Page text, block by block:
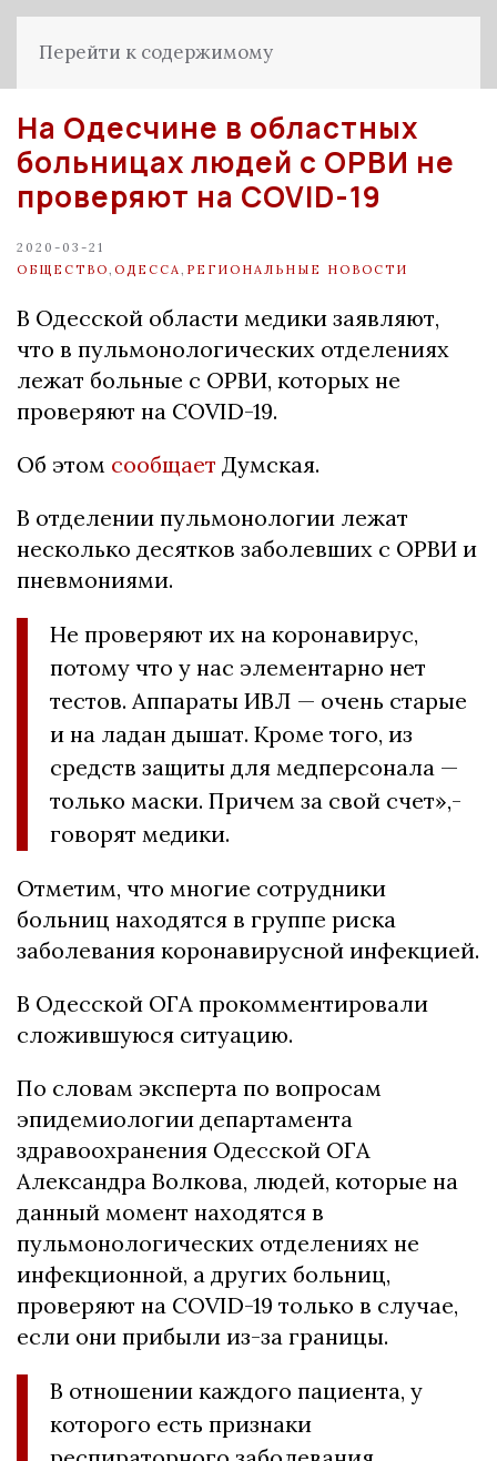
Перейти к содержимому
На Одесчине в областных
больницах людей с ОРВИ не
проверяют на COVID-19
2020-03-21
ОБЩЕСТВО ОДЕССА РЕГИОНАЛЬНЫЕ НОВОСТИ
В Одесской области медики заявляют,
что в пульмонологических отделениях
лежат больные с ОРВИ, которых не
проверяют на COVID-19.
Об этом сообщает Думская.
В отделении пульмонологии лежат
несколько десятков заболевших с ОРВИ и
пневмониями.
Не проверяют их на коронавирус,
потому что у нас элементарно нет
тестов. Аппараты ИВЛ — очень старые
и на ладан дышат. Кроме того, из
средств защиты для медперсонала —
только маски. Причем за свой счет»,-
говорят медики.
Отметим, что многие сотрудники
больниц находятся в группе риска
заболевания коронавирусной инфекцией.
В Одесской ОГА прокомментировали
сложившуюся ситуацию.
По словам эксперта по вопросам
эпидемиологии департамента
здравоохранения Одесской ОГА
Александра Волкова, людей, которые на
данный момент находятся в
пульмонологических отделениях не
инфекционной, а других больниц,
проверяют на COVID-19 только в случае,
если они прибыли из-за границы.
В отношении каждого пациента, у
которого есть признаки